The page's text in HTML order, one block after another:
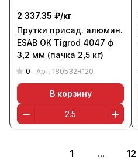
2 337.35 ₽/кг
Прутки присад. алюмин.
ESAB OK Tigrod 4047 ф
3,2 мм (пачка 2,5 кг)
0 Арт. 180532R120
В корзину
1 ... 12